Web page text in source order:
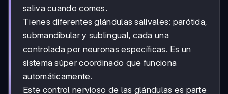
saliva cuando comes.
Tienes diferentes glándulas salivales: parótida,
submandibular y sublingual, cada una
controlada por neuronas específicas. Es un
sistema súper coordinado que funciona
automáticamente.
Este control nervioso de las glándulas es parte